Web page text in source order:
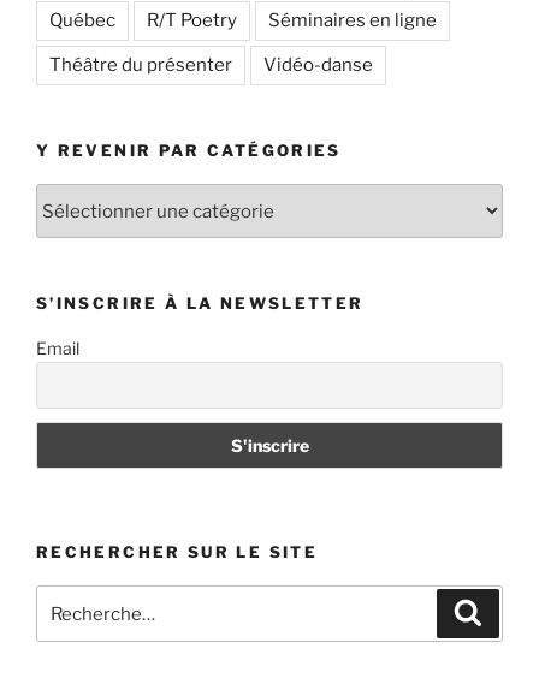
Québec R/T Poetry Séminaires en ligne
Théâtre du présenter Vidéo-danse
Y REVENIR PAR CATÉGORIES
S’INSCRIRE À LA NEWSLETTER
Email
RECHERCHER SUR LE SITE
pour